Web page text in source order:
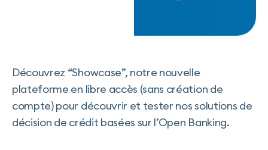
Découvrez “Showcase”, notre nouvelle
plateforme en libre accès (sans création de
compte) pour découvrir et tester nos solutions de
décision de crédit basées sur l’Open Banking.